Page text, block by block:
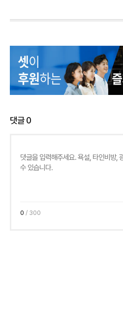
댓글0
0 / 300